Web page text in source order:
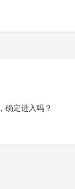
，确定进入吗？